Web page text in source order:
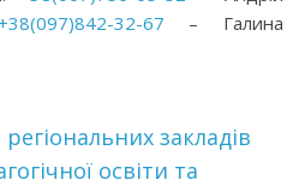
32-67 – Галина
закладів
освіти та